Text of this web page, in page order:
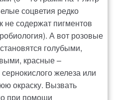
соцветия редко
не содержат пигментов
А вот розовые
голубыми,
красные –
железа или
окраску. Вызвать
при помощи